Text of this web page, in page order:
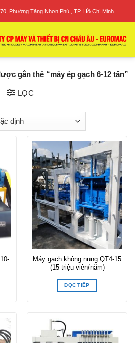
Phường Tăng Nhơn Phú , TP. Hồ Chí Minh.
gắn thẻ “máy ép gạch 6‑12 tấn”
LỌC
Máy gạch không nung QT4-15
(15 triệu viên/năm)
ĐỌC TIẾP